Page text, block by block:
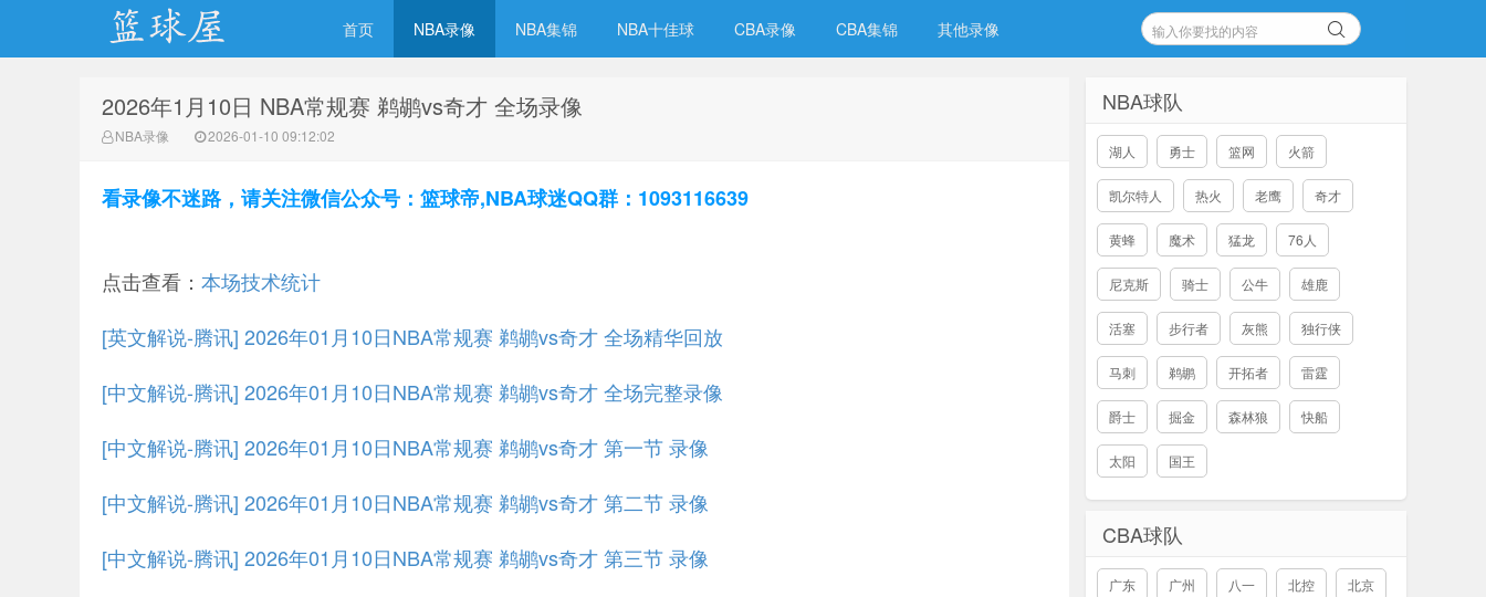
NBA录像网
首页 NBA录像 NBA集锦 NBA十佳球 CBA录像 CBA集锦 其他录像
2026年1月10日 NBA常规赛 鹈鹕vs奇才 全场录像
NBA录像 2026-01-10 09:12:02
看录像不迷路，请关注微信公众号：篮球帝,NBA球迷QQ群：1093116639
点击查看： 本场技术统计
[英文解说-腾讯] 2026年01月10日NBA常规赛 鹈鹕vs奇才 全场精华回放
[中文解说-腾讯] 2026年01月10日NBA常规赛 鹈鹕vs奇才 全场完整录像
[中文解说-腾讯] 2026年01月10日NBA常规赛 鹈鹕vs奇才 第一节 录像
[中文解说-腾讯] 2026年01月10日NBA常规赛 鹈鹕vs奇才 第二节 录像
[中文解说-腾讯] 2026年01月10日NBA常规赛 鹈鹕vs奇才 第三节 录像
NBA球队
湖人 勇士 篮网 火箭
凯尔特人 热火 老鹰 奇才
黄蜂 魔术 猛龙 76人
尼克斯 骑士 公牛 雄鹿
活塞 步行者 灰熊 独行侠
马刺 鹈鹕 开拓者 雷霆
爵士 掘金 森林狼 快船
太阳 国王
CBA球队
广东 广州 八一 北控 北京